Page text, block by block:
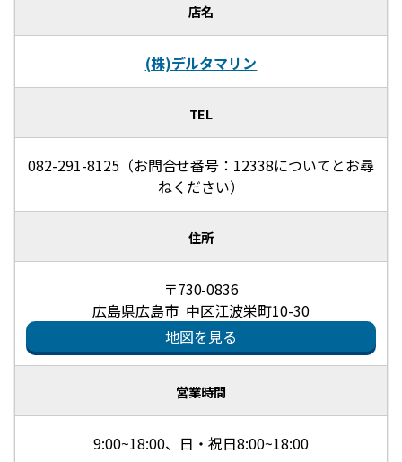
店名
(株)デルタマリン
TEL
082-291-8125（お問合せ番号：12338についてとお尋
ねください）
住所
〒730-0836
広島県広島市 中区江波栄町10-30
地図を見る
営業時間
9:00~18:00、日・祝日8:00~18:00